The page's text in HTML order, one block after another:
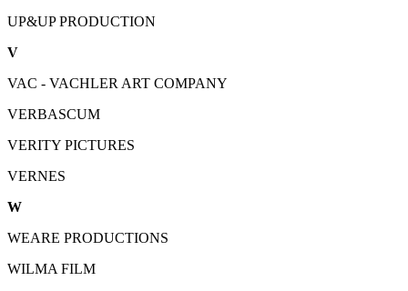
UP&UP PRODUCTION
V
VAC - VACHLER ART COMPANY
VERBASCUM
VERITY PICTURES
VERNES
W
WEARE PRODUCTIONS
WILMA FILM